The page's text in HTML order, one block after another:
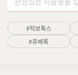
#턱보톡스
#쥬베룩
색소
제모